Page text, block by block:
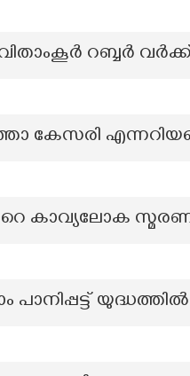
റബ്ബർ
കേസരി
കാവ്യലോക
പാനിപ്പട്ട്